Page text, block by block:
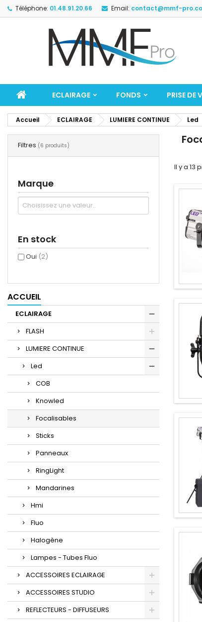
Téléphone: 01.48.91.20.66 Email: contact@mmf-
ECLAIRAGE FONDS PRISE DE
Accueil ECLAIRAGE LUMIERE CONTINUE Led
Filtres (6 produits)
Marque
En stock
Oui (2)
ACCUEIL
ECLAIRAGE
FLASH
LUMIERE CONTINUE
Led
COB
Knowled
Focalisables
Sticks
Panneaux
RingLight
Mandarines
Hmi
Fluo
Halogène
Lampes - Tubes Fluo
ACCESSOIRES ECLAIRAGE
ACCESSOIRES STUDIO
REFLECTEURS - DIFFUSEURS
Il y a 13